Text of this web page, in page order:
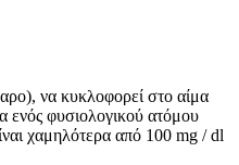
να κυκλοφορεί στο αίμα
ενός φυσιολογικού ατόμου
χαμηλότερα από 100 mg / dl